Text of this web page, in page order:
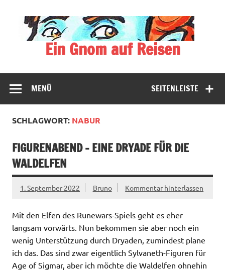
springen
Ein Gnom auf Reisen
SEITENLEISTE
MENÜ
SCHLAGWORT: NABUR
FIGURENABEND – EINE DRYADE FÜR DIE
WALDELFEN
1. September 2022 Bruno Kommentar hinterlassen
Mit den Elfen des Runewars-Spiels geht es eher
langsam vorwärts. Nun bekommen sie aber noch ein
wenig Unterstützung durch Dryaden, zumindest plane
ich das. Das sind zwar eigentlich Sylvaneth-Figuren für
Age of Sigmar, aber ich möchte die Waldelfen ohnehin